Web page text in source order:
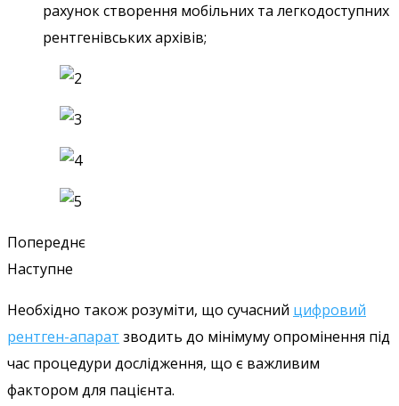
рахунок створення мобільних та легкодоступних
рентгенівських архівів;
Попереднє
Наступне
Необхідно також розуміти, що сучасний цифровий
рентген-апарат зводить до мінімуму опромінення під
час процедури дослідження, що є важливим
фактором для пацієнта.